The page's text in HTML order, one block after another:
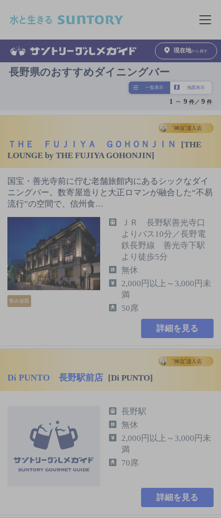
メニュ
現在地から探す
長野県のおすすめダイニングバー
一覧表示 地図表示
1 ～ 9 件／9 件
ＴＨＥ ＦＵＪＩＹＡ ＧＯＨＯＮＪＩＮ
[THE
LOUNGE by THE FUJIYA GOHONJIN]
国宝・善光寺前に佇む老舗旅館内にあるシックなダイ
ニングバー。数寄屋造りと大正ロマンが融合した“不易
流行”の空間で、信州食…
飲み放題
ＪＲ 長野駅善光寺口
よりバス10分／長野電
鉄長野線 善光寺下駅
より徒歩5分
無休
2,000円以上～3,000円未
満
50席
詳細を見る
Di PUNTO 長野駅前店 [Di PUNTO]
長野駅
無休
2,000円以上～3,000円未
満
70席
詳細を見る